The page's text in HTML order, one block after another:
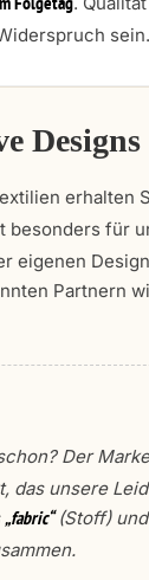
Folgetag
sein.
Designs
erhalten
besonders für
eigenen
Partnern
Der
das unsere
„fabric“(Stoff) und